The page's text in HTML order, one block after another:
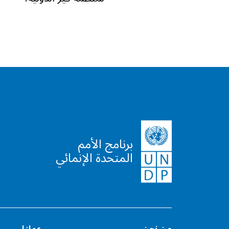
برنامج الأمم
المتحدة الإنمائي